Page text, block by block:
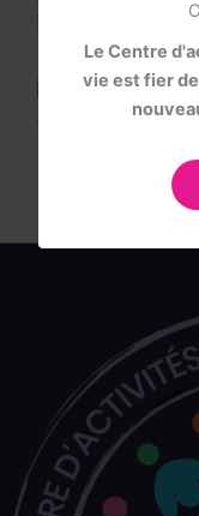
Le Centre
vie est fier
Les
30 juin de